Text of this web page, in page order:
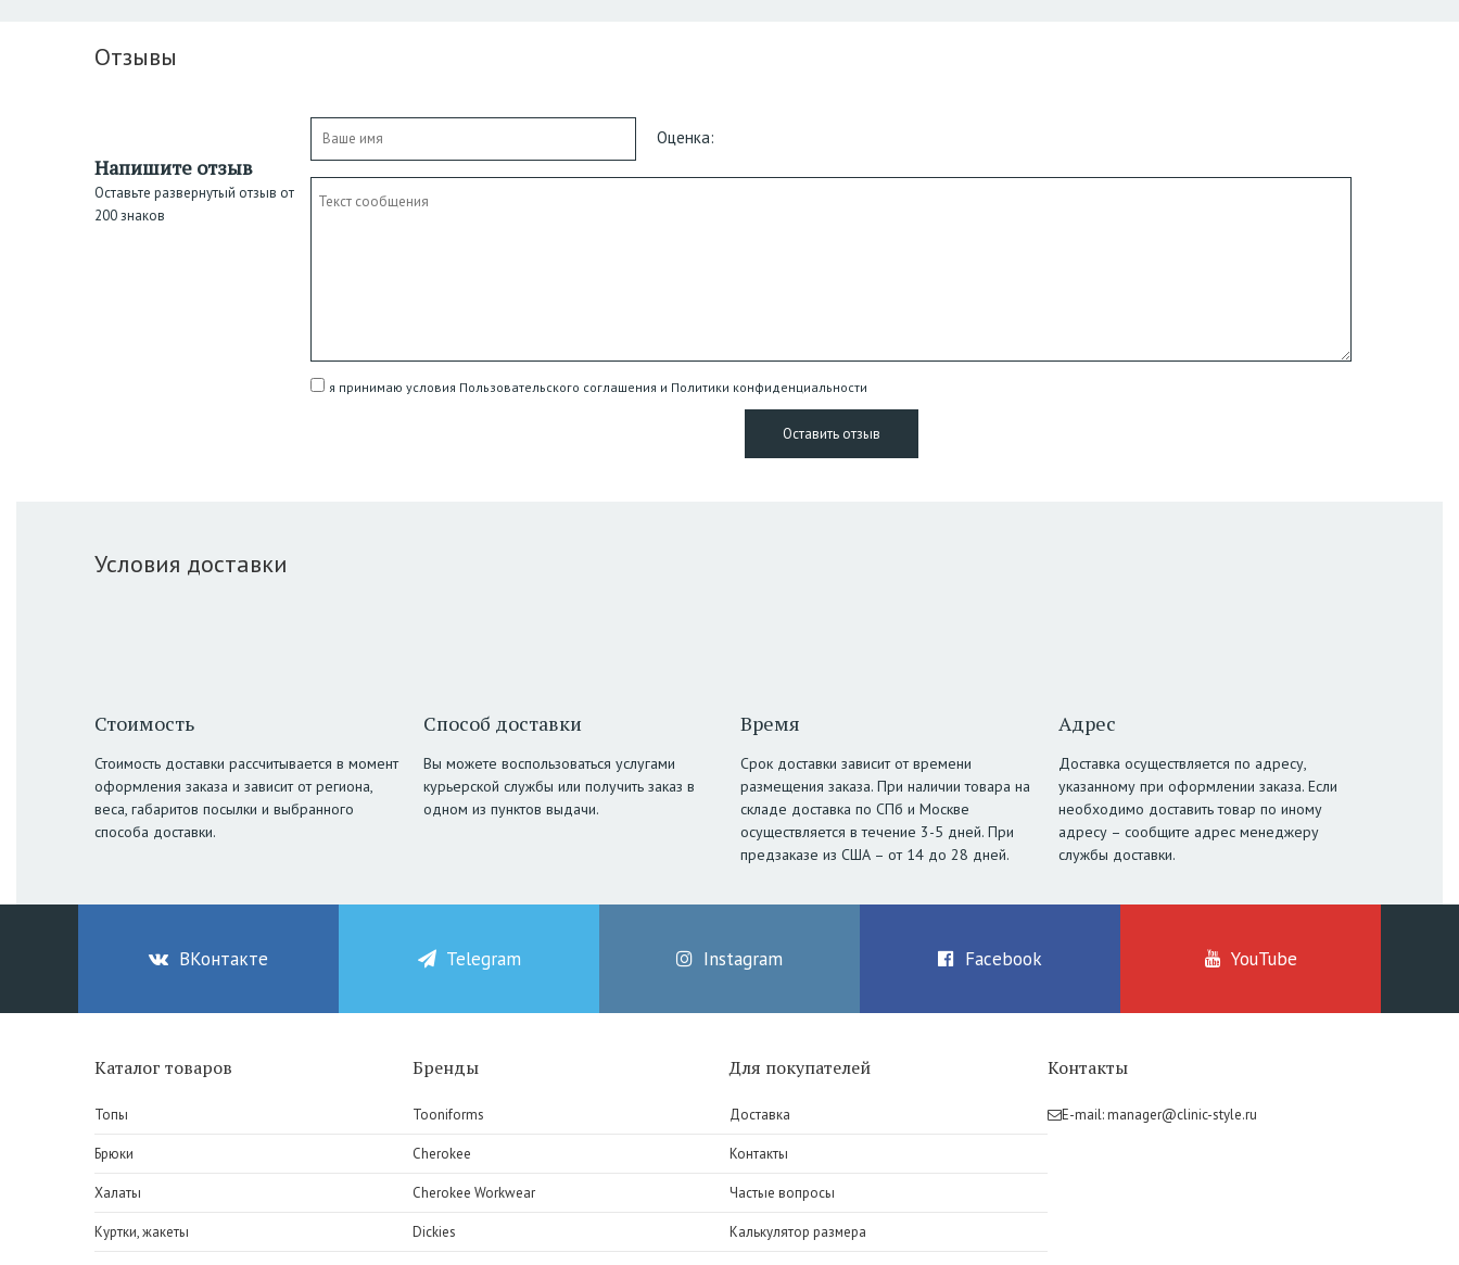
Отзывы
Напишите отзыв
Оставьте развернутый отзыв от
200 знаков
Оценка:
я принимаю условия Пользовательского соглашения и Политики конфиденциальности
Условия доставки
Стоимость
Стоимость доставки рассчитывается в момент
оформления заказа и зависит от региона,
веса, габаритов посылки и выбранного
способа доставки.
Способ доставки
Вы можете воспользоваться услугами
курьерской службы или получить заказ в
одном из пунктов выдачи.
Время
Срок доставки зависит от времени
размещения заказа. При наличии товара на
складе доставка по СПб и Москве
осуществляется в течение 3-5 дней. При
предзаказе из США – от 14 до 28 дней.
Адрес
Доставка осуществляется по адресу,
указанному при оформлении заказа. Если
необходимо доставить товар по иному
адресу – сообщите адрес менеджеру
службы доставки.
ВКонтакте Telegram Instagram Facebook YouTube
Каталог товаров
Топы
Брюки
Халаты
Куртки, жакеты
Бренды
Tooniforms
Cherokee
Cherokee Workwear
Dickies
Для покупателей
Доставка
Контакты
Частые вопросы
Калькулятор размера
Контакты
E-mail:manager@clinic-style.ru